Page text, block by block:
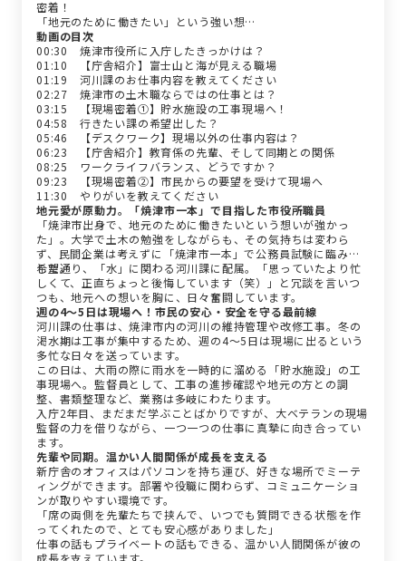
密着！
「地元のために働きたい」という強い想…
動画の目次
00:30 焼津市役所に入庁したきっかけは？
01:10 【庁舎紹介】富士山と海が見える職場
01:19 河川課のお仕事内容を教えてください
02:27 焼津市の土木職ならではの仕事とは？
03:15 【現場密着①】貯水施設の工事現場へ！
04:58 行きたい課の希望出した？
05:46 【デスクワーク】現場以外の仕事内容は？
06:23 【庁舎紹介】教育係の先輩、そして同期との関係
08:25 ワークライフバランス、どうですか？
09:23 【現場密着②】市民からの要望を受けて現場へ
11:30 やりがいを教えてください
地元愛が原動力。「焼津市一本」で目指した市役所職員
「焼津市出身で、地元のために働きたいという想いが強かっ
た」。大学で土木の勉強をしながらも、その気持ちは変わら
ず、民間企業は考えずに「焼津市一本」で公務員試験に臨みま
した。
希望通り、「水」に関わる河川課に配属。「思っていたより忙
しくて、正直ちょっと後悔しています（笑）」と冗談を言いつ
つも、地元への想いを胸に、日々奮闘しています。
週の4〜5日は現場へ！市民の安心・安全を守る最前線
河川課の仕事は、焼津市内の河川の維持管理や改修工事。冬の
渇水期は工事が集中するため、週の4〜5日は現場に出るという
多忙な日々を送っています。
この日は、大雨の際に雨水を一時的に溜める「貯水施設」の工
事現場へ。監督員として、工事の進捗確認や地元の方との調
整、書類整理など、業務は多岐にわたります。
入庁2年目、まだまだ学ぶことばかりですが、大ベテランの現場
監督の力を借りながら、一つ一つの仕事に真摯に向き合ってい
ます。
先輩や同期。温かい人間関係が成長を支える
新庁舎のオフィスはパソコンを持ち運び、好きな場所でミーテ
ィングができます。部署や役職に関わらず、コミュニケーショ
ンが取りやすい環境です。
「席の両側を先輩たちで挟んで、いつでも質問できる状態を作
ってくれたので、とても安心感がありました」
仕事の話もプライベートの話もできる、温かい人間関係が彼の
成長を支えています。